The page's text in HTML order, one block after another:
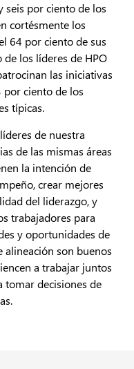
seis por ciento de los
cortésmente los
64 por ciento de sus
los líderes de HPO
las iniciativas
ciento de los
típicas.
de nuestra
de las mismas áreas
la intención de
crear mejores
del liderazgo, y
trabajadores para
y oportunidades de
alineación son buenos
a trabajar juntos
tomar decisiones de